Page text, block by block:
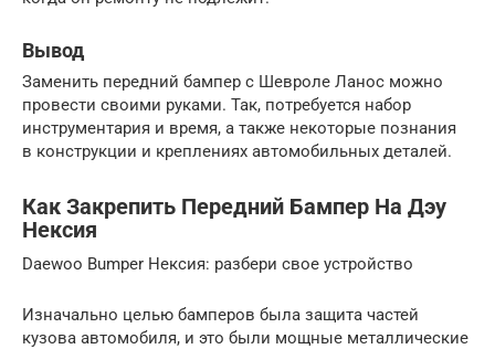
Вывод
Заменить передний бампер с Шевроле Ланос можно
провести своими руками. Так, потребуется набор
инструментария и время, а также некоторые познания
в конструкции и креплениях автомобильных деталей.
Как Закрепить Передний Бампер На Дэу
Нексия
Daewoo Bumper Нексия: разбери свое устройство
Изначально целью бамперов была защита частей
кузова автомобиля, и это были мощные металлические